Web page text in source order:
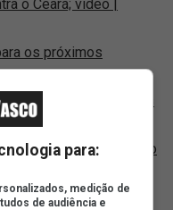
o Ceará; vídeo |
os próximos
a saída de Matheus
documentos; como
multa milionária no
para:
medição de
de audiência e